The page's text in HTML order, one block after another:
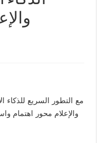
مع التطور السريع
والإعلام محور اهتمام